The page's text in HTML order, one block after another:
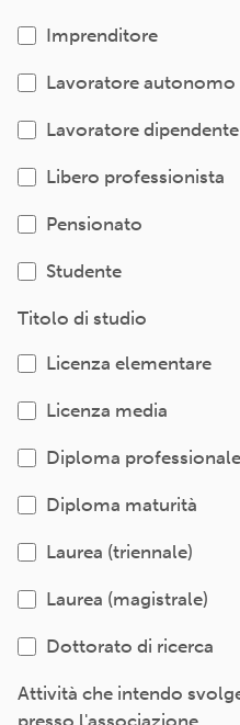
Imprenditore
Lavoratore autonomo
Lavoratore dipendente
Libero professionista
Pensionato
Studente
Titolo di studio
Licenza elementare
Licenza media
Diploma professionale
Diploma maturità
Laurea (triennale)
Laurea (magistrale)
Dottorato di ricerca
Attività che intendo
presso l'associazione